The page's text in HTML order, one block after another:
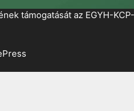
támogatását az EGYH-